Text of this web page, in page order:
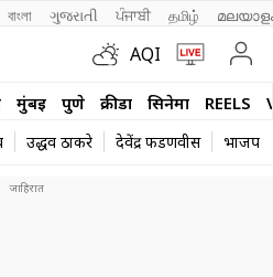
বাংলা ગુજરાતી ਪੰਜਾਬੀ தமிழ்
AQI
मुंबई पुणे क्रीडा सिनेमा REELS
उद्धव ठाकरे देवेंद्र फडणवीस भाजप